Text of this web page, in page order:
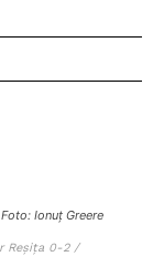
Ionuț Greere
Reșița 0-2 /